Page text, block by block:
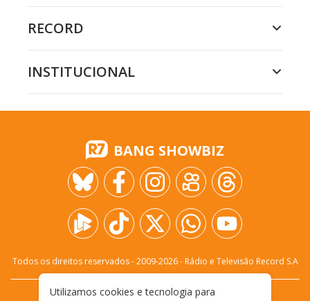
RECORD
INSTITUCIONAL
BANG SHOWBIZ
Todos os direitos reservados - 2009-2026- Rádio e Televisão Record S.A
Utilizamos cookies e tecnologia para